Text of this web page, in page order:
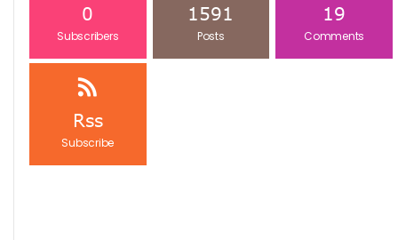
0
Subscribers
1591
Posts
19
Comments
Rss
Subscribe